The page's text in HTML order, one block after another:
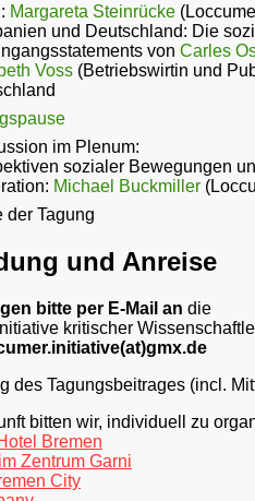
Margareta Steinrücke
und Deutschland: Die
von Carles
Voss (Betriebswirtin und
im Plenum:
sozialer Bewegungen
Michael Buckmiller
der Tagung
und Anreise
bitte per E-Mail an die
kritischer
des Tagungsbeitrages (incl.
bitten wir, individuell zu
Bremen
Zentrum Garni
City